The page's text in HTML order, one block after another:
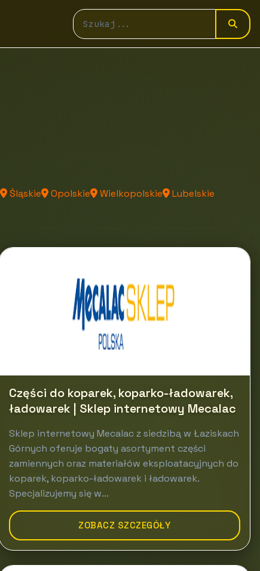
Śląskie Opolskie Wielkopolskie
Lubelskie
Części do koparek, koparko-ładowarek,
ładowarek | Sklep internetowy Mecalac
Sklep internetowy Mecalac z siedzibą w Łaziskach
Górnych oferuje bogaty asortyment części
zamiennych oraz materiałów eksploatacyjnych do
koparek, koparko-ładowarek i ładowarek.
Specjalizujemy się w...
ZOBACZ SZCZEGÓŁY